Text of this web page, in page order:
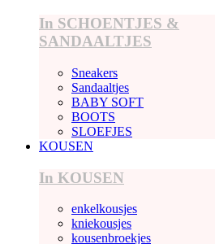
In SCHOENTJES &
SANDAALTJES
Sneakers
Sandaaltjes
BABY SOFT
BOOTS
SLOEFJES
KOUSEN
In KOUSEN
enkelkousjes
kniekousjes
kousenbroekjes